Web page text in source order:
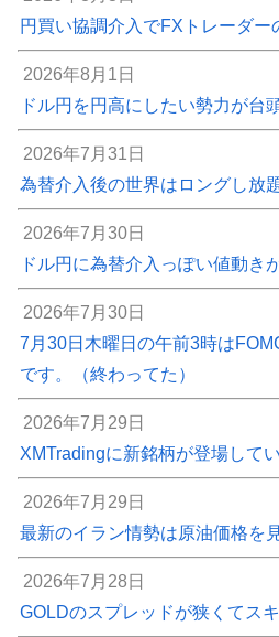
円買い協調介入でFXトレーダー
2026年8月1日
ドル円を円高にしたい勢力が台
2026年7月31日
為替介入後の世界はロングし放
2026年7月30日
ドル円に為替介入っぽい値動き
2026年7月30日
7月30日木曜日の午前3時は
です。（終わってた）
2026年7月29日
XMTradingに新銘柄が登場して
2026年7月29日
最新のイラン情勢は原油価格を
2026年7月28日
GOLDのスプレッドが狭くてス